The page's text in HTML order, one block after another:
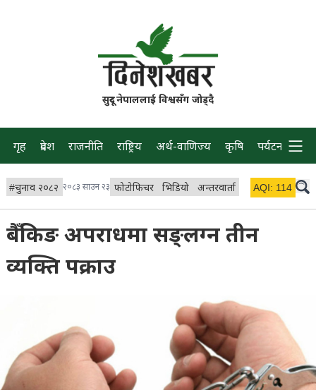
सुदूर नेपाललाई विश्वसँग जोड्दै
गृह प्रदेश राजनीति राष्ट्रिय अर्थ-वाणिज्य कृषि पर्यटन प्रवास
#चुनाव २०८२ २०८३ साउन २३ फोटोफिचर भिडियो अन्तरवार्ता विचार/ब्लग
AQI: 114
बैँकिङ अपराधमा सङ्लग्न तीन
व्यक्ति पक्राउ